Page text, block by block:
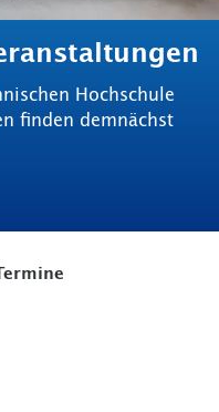
Hochschule
finden demnächst